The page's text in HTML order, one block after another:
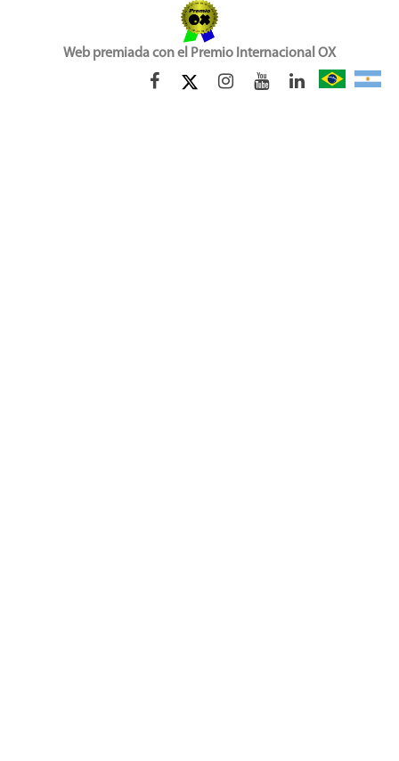
Web premiada con el Premio Internacional OX